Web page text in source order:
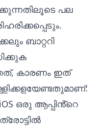
പല
ബാറ്ററി
കാരണം ഇത്
ഒരു ആപ്പിൻ്റെ